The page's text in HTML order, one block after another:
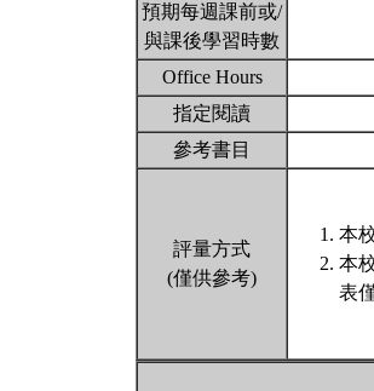
預期每週課前或/
與課後學習時數
Office Hours
指定閱讀
參考書目
評量方式
(僅供參考)
本
本
表